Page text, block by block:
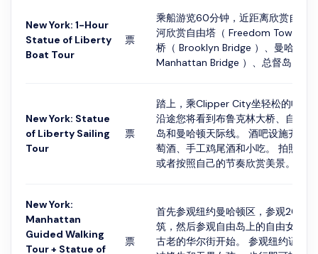
New York: 1-Hour
Statue of Liberty
Boat Tour
票
乘船游览60分钟，近距离欣赏自由
河欣赏自由塔（ Freedom Tower ）
桥（ Brooklyn Bridge ）、曼哈顿大
Manhattan Bridge ）、总督岛（
New York: Statue
of Liberty Sailing
Tour
票
踏上，乘Clipper City坐轻松的帆船
沿途您将看到布鲁克林大桥、自由
岛和曼哈顿天际线。 酒吧设施齐全
萄酒、手工鸡尾酒和小吃。 拍照、
或者按照自己的节奏欣赏美景。
New York:
Manhattan
Guided Walking
Tour + Statue of
票
首先参观纽约曼哈顿区，参观20多
筑，然后参观自由岛上的自由女神
古老的华尔街开始。 参观纽约证券